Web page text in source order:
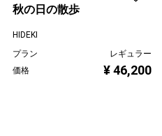
秋の日の散歩
HIDEKI
プラン
レギュラー
価格
¥ 46,200